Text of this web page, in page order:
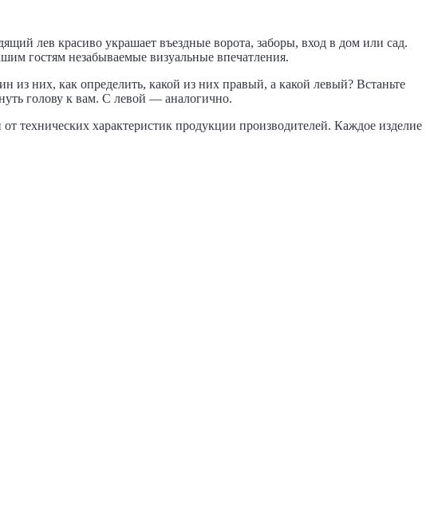
лев красиво украшает въездные ворота, заборы, вход в дом или сад.
гостям незабываемые визуальные впечатления.
из них, как определить, какой из них правый, а какой левый? Встаньте
голову к вам. С левой — аналогично.
технических характеристик продукции производителей. Каждое изделие